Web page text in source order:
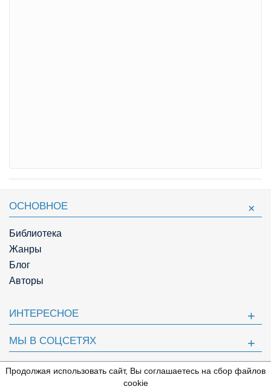
⇩
ОСНОВНОЕ
Библиотека
Жанры
Блог
Авторы
ИНТЕРЕСНОЕ
МЫ В СОЦСЕТЯХ
ПОЛЕЗНОЕ
Продолжая использовать сайт, Вы соглашаетесь на сбор файлов
cookie